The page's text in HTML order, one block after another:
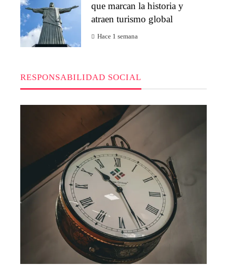
que marcan la historia y
atraen turismo global
Hace 1 semana
RESPONSABILIDAD SOCIAL